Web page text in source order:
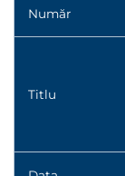
Număr
Titlu